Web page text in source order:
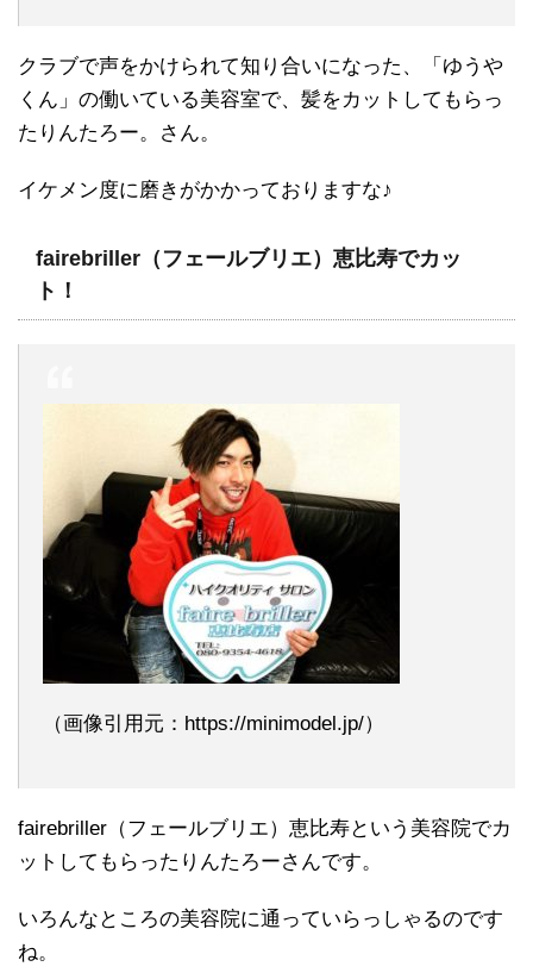
クラブで声をかけられて知り合いになった、「ゆうや
くん」の働いている美容室で、髪をカットしてもらっ
たりんたろー。さん。
イケメン度に磨きがかかっておりますな♪
fairebriller（フェールブリエ）恵比寿でカッ
ト！
（画像引用元：https://minimodel.jp/）
fairebriller（フェールブリエ）恵比寿という美容院でカ
ットしてもらったりんたろーさんです。
いろんなところの美容院に通っていらっしゃるのです
ね。